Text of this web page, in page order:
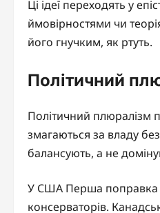
Ці ідеї переходять у
ймовірностями чи
його гнучким, як ртуть.
Політичний
Політичний плюралізм
змагаються за владу
балансують, а не
У США Перша поправка
консерваторів.